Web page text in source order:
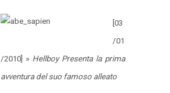
[03
/01
/2010] » Hellboy Presenta la prima
avventura del suo famoso alleato